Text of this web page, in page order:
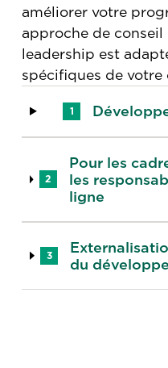
améliorer votre
approche de
leadership est
spécifiques de votre
1
2
Pour les
les
ligne
3
du